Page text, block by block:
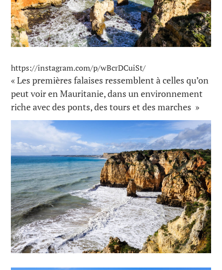
https://instagram.com/p/wBcrDCuiSt/
« Les premières falaises ressemblent à celles qu’on
peut voir en Mauritanie, dans un environnement
riche avec des ponts, des tours et des marches »